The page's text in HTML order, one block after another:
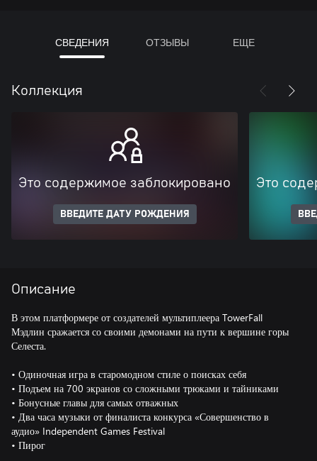
СВЕДЕНИЯ ОТЗЫВЫ ЕЩЕ
Коллекция
Это содержимое заблокировано
ВВЕДИТЕ ДАТУ РОЖДЕНИЯ
Это
Описание
В этом платформере от создателей мультиплеера TowerFall
Мэдлин сражается со своими демонами на пути к вершине горы
Селеста.
• Одиночная игра в старомодном стиле о поисках себя
• Подъем на 700 экранов со сложными трюками и тайниками
• Бонусные главы для самых отважных
• Два часа музыки от финалиста конкурса «Совершенство в
аудио» Independent Games Festival
• Пирог